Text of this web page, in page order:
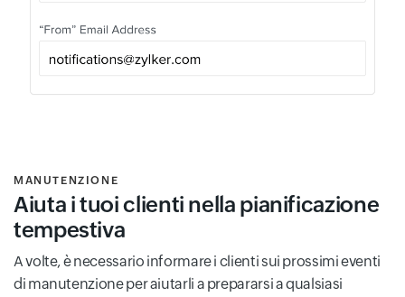
MANUTENZIONE
Aiuta i tuoi clienti nella pianificazione
tempestiva
A volte, è necessario informare i clienti sui prossimi eventi
di manutenzione per aiutarli a prepararsi a qualsiasi